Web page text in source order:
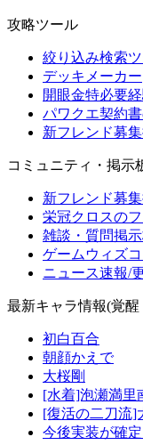
攻略ツール
絞り込み検索
デッキメーカー
開眼金特必要
パワクエ契約
新フレンド募
コミュニティ・掲示
新フレンド募
栄冠クロスの
雑談・質問掲
ゲームウィズ
ニュース速報/
最新キャラ情報(覚
初白百合
朝顔かえで
大桜剛
[水着]泡瀬満里
[復活の二刀流]
今後実装が確